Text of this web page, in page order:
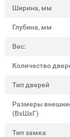
Ширина, мм
Глубина, мм
Вес:
Количество
Тип дверей
Размеры
(ВхШхГ)
Тип замка